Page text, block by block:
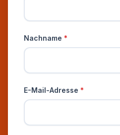
Nachname *
E-Mail-Adresse *